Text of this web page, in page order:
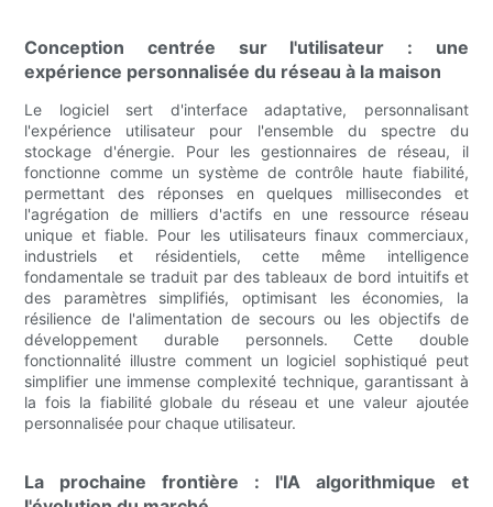
Conception centrée sur l'utilisateur : une
expérience personnalisée du réseau à la maison
Le logiciel sert d'interface adaptative, personnalisant
l'expérience utilisateur pour l'ensemble du spectre du
stockage d'énergie. Pour les gestionnaires de réseau, il
fonctionne comme un système de contrôle haute fiabilité,
permettant des réponses en quelques millisecondes et
l'agrégation de milliers d'actifs en une ressource réseau
unique et fiable. Pour les utilisateurs finaux commerciaux,
industriels et résidentiels, cette même intelligence
fondamentale se traduit par des tableaux de bord intuitifs et
des paramètres simplifiés, optimisant les économies, la
résilience de l'alimentation de secours ou les objectifs de
développement durable personnels. Cette double
fonctionnalité illustre comment un logiciel sophistiqué peut
simplifier une immense complexité technique, garantissant à
la fois la fiabilité globale du réseau et une valeur ajoutée
personnalisée pour chaque utilisateur.
La prochaine frontière : l'IA algorithmique et